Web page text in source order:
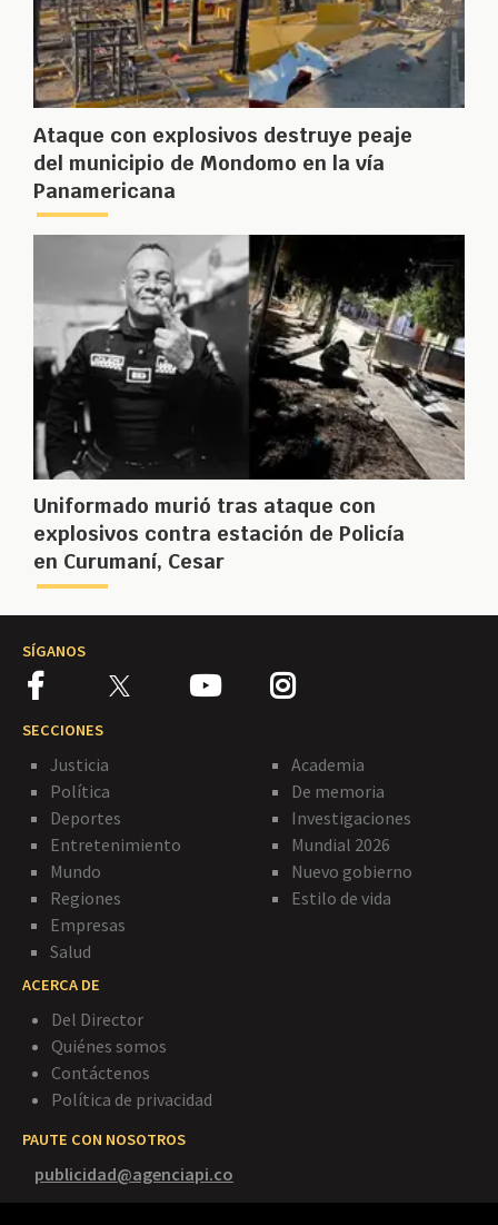
Ataque con explosivos destruye peaje
del municipio de Mondomo en la vía
Panamericana
Uniformado murió tras ataque con
explosivos contra estación de Policía
en Curumaní, Cesar
SÍGANOS
SECCIONES
Justicia
Política
Deportes
Entretenimiento
Mundo
Regiones
Empresas
Salud
Academia
De memoria
Investigaciones
Mundial 2026
Nuevo gobierno
Estilo de vida
ACERCA DE
Del Director
Quiénes somos
Contáctenos
Política de privacidad
PAUTE CON NOSOTROS
publicidad@agenciapi.co